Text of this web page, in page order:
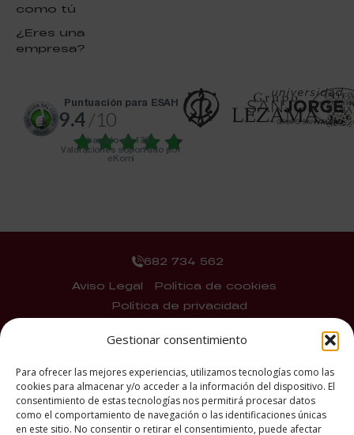
Gestionar consentimiento
Para ofrecer las mejores experiencias, utilizamos tecnologías como las
cookies para almacenar y/o acceder a la información del dispositivo. El
consentimiento de estas tecnologías nos permitirá procesar datos
como el comportamiento de navegación o las identificaciones únicas
en este sitio. No consentir o retirar el consentimiento, puede afectar
como tú
¿Eres una
empresa?
puntuación para ESAH
9.4/10
basado en1331
Valoraciones soportado por
eKomi
Abiertos de Hostelería
682 734 562
Aviso Legal
Política de cookies
Política de privacidad